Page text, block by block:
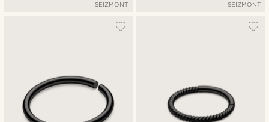
SEIZMONT SEIZMONT